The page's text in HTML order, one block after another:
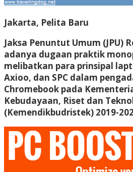
Jakarta, Pelita Baru
Jaksa Penuntut Umum (JPU)
adanya dugaan praktik
melibatkan para prinsipal
Axioo, dan SPC dalam
Chromebook pada
Kebudayaan, Riset dan
(Kemendikbudristek) 2019-